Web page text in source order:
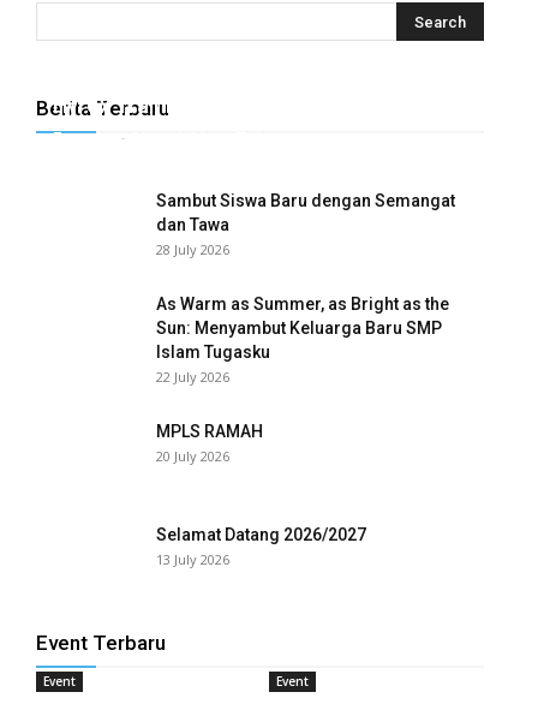
Berita Terbaru
Hyrox Training x Extracuriculer Exhabition
Tugasku -
Sambut Siswa Baru dengan Semangat
dan Tawa
28 July 2026
As Warm as Summer, as Bright as the
Sun: Menyambut Keluarga Baru SMP
Islam Tugasku
22 July 2026
MPLS RAMAH
20 July 2026
Selamat Datang 2026/2027
13 July 2026
Event Terbaru
Event Event